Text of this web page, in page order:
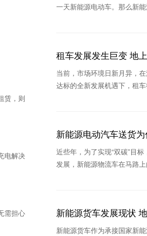
赁，则
电解决
需担心
一天新能源电动车。那么新
租车发展发生巨变 地
领跑行业
当前，市场环境日新月异，
达标的全新发展机遇下，租
新能源电动汽车送货
租车公司推荐哪个
近些年，为了实现“双碳”目
发展，新能源物流车在马路
新能源货车发展现状 地上铁新能源货车租车
怎么样
新能源货车作为承接国家新